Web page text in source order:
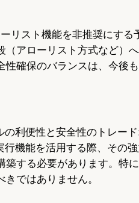
リスト機能を非推奨にす
（アローリスト方式など）
性確保のバランスは、今後
の利便性と安全性のトレー
機能を活用する際、その
する必要があります。特
ではありません。